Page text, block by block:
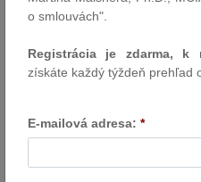
22.4.2020
Medzinárodná
07.10.2010 a
na výsledok daňovej
Ustanovenie bodu 25
o smlouvách".
Registrácia je zdarma, k
získáte každý týždeň prehľad
E-mailová adresa: *